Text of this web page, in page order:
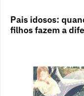
Pais idosos:
filhos fazem a